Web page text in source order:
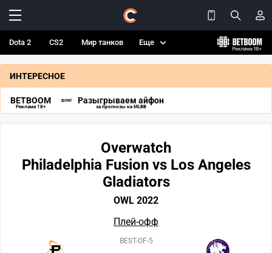
Dota 2 CS2 Мир танков Еще
ИНТЕРЕСНОЕ
BETBOOM
Реклама 18+
Разыгрываем айфон
за прогнозы на MLBB
Overwatch
Philadelphia Fusion vs Los Angeles
Gladiators
OWL 2022
Плей-офф
BEST-OF-5